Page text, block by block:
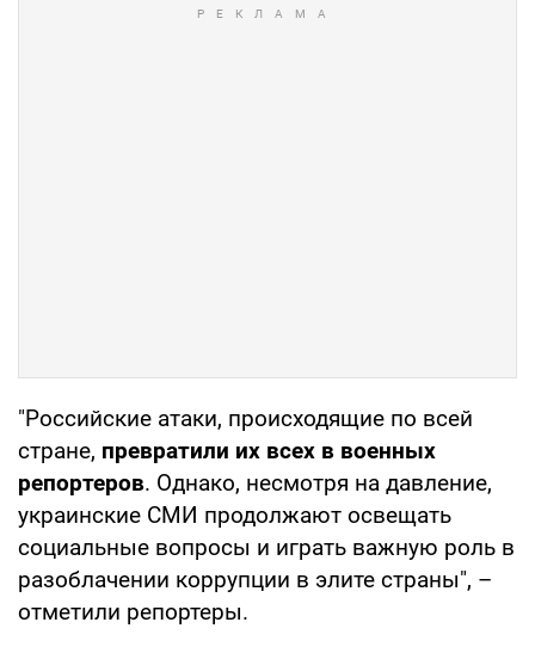
"Российские атаки, происходящие по всей
стране, превратили их всех в военных
репортеров. Однако, несмотря на давление,
украинские СМИ продолжают освещать
социальные вопросы и играть важную роль в
разоблачении коррупции в элите страны", –
отметили репортеры.